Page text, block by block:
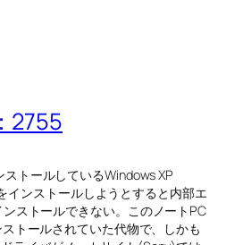
2755
トールしているWindows XP
インストールしようとすると内部エ
ストールできない。このノートPC
トールされていた代物で、しかも